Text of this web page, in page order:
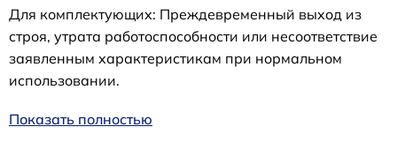
Для комплектующих: Преждевременный выход из
строя, утрата работоспособности или несоответствие
заявленным характеристикам при нормальном
использовании.
Показать полностью